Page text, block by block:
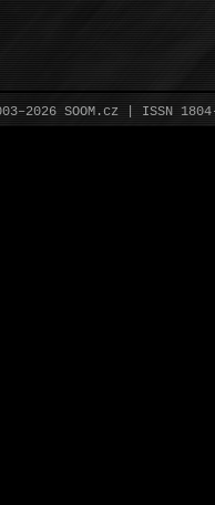
SOOM.cz | ISSN